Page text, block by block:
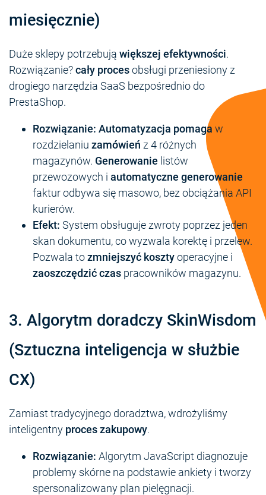
miesięcznie)
Duże sklepy potrzebują większej efektywności.
Rozwiązanie?cały procesobsługi przeniesiony z
drogiego narzędzia SaaS bezpośrednio do
PrestaShop.
Rozwiązanie: Automatyzacja pomaga w
rozdzielaniu zamówień z 4 różnych
magazynów. Generowanie listów
przewozowych i automatyczne generowanie
faktur odbywa się masowo, bez obciążania API
kurierów.
Efekt: System obsługuje zwroty poprzez jeden
skan dokumentu, co wyzwala korektę i przelew.
Pozwala tozmniejszyć kosztyoperacyjne i
zaoszczędzić czas pracowników magazynu.
3. Algorytm doradczy SkinWisdom
(Sztuczna inteligencja w służbie
CX)
Zamiast tradycyjnego doradztwa, wdrożyliśmy
inteligentny proces zakupowy.
Rozwiązanie: Algorytm JavaScript diagnozuje
problemy skórne na podstawie ankiety i tworzy
spersonalizowany plan pielęgnacji.